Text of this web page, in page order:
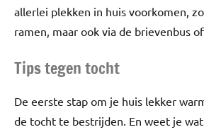
allerlei plekken in huis voorkomen,
ramen, maar ook via de brievenbus
Tips tegen tocht
De eerste stap om je huis lekker
de tocht te bestrijden. En weet je